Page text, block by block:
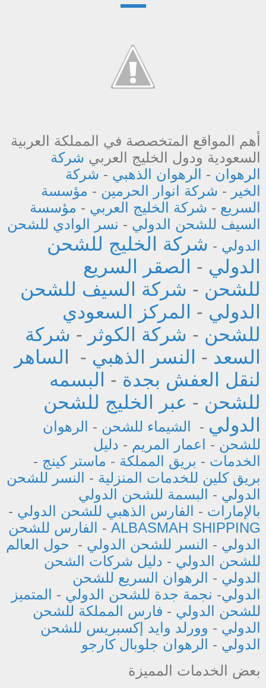
أهم المواقع المتخصصة في المملكة العربية
السعودية ودول الخليج العربي شركة
الرهوان - الرهوان الذهبي - شركة
الخير - شركة انوار الحرمين - مؤسسة
السريع - شركة الخليج العربي - مؤسسة
السيف للشحن الدولي - نسر الوادي للشحن
الدولي - شركة الخليج للشحن
الدولي -
الصقر السريع
للشحن - شركة السيف للشحن
الدولي -
المركز السعودي
للشحن - شركة الكوثر - شركة
السعد - النسر الذهبي -
الساهر
لنقل العفش بجدة -
البسمه
للشحن - عبر الخليج للشحن
الدولي - الشيماء للشحن -
الرهوان
للشحن - اعمار المريم - دليل
الخدمات - بريق المملكة - ماستر كينج -
بريق كلين للخدمات المنزلية -
النسر للشحن
الدولي -
البسمة للشحن الدولي
بالإمارات - الفارس الذهبي للشحن الدولي -
ALBASMAH SHIPPING
-
الفارس للشحن
الدولي - النسر للشحن الدولي - حول العالم
للشحن الدولي - دليل شركات الشحن
الدولي -
الرهوان السريع للشحن
الدولي- نجمة جدة للشحن الدولي -
المتميز
للشحن الدولي - فارس المملكة للشحن
الدولي - وورلد وايد إكسبريس للشحن
الدولي -
الرهوان جلوبال كارجو
بعض الخدمات المميزة